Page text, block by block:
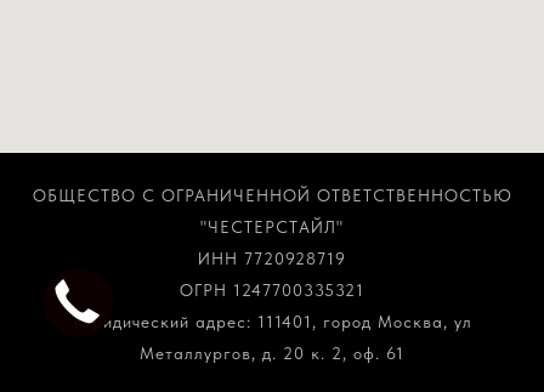
ОБЩЕСТВО С ОГРАНИЧЕННОЙ ОТВЕТСТВЕННОСТЬЮ
"ЧЕСТЕРСТАЙЛ"
ИНН 7720928719
ОГРН 1247700335321
Юридический адрес: 111401, город Москва, ул
Металлургов, д. 20 к. 2, оф. 61